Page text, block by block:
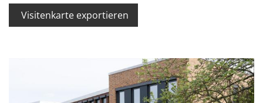
Visitenkarte exportieren